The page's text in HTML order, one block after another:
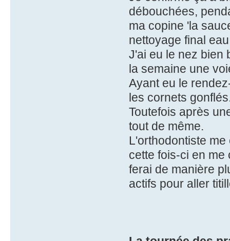
débouchées,
ma copine 'la
nettoyage final
J'ai eu le nez bien
la semaine une
Ayant eu le
les cornets
Toutefois après
tout de même.
L'orthodontiste
cette fois-ci en
ferai de manière
actifs pour aller